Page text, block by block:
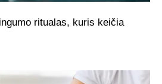
ritualas, kuris keičia